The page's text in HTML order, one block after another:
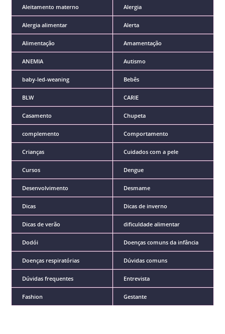
Aleitamento materno Alergia
Alergia alimentar Alerta
Alimentação Amamentação
ANEMIA Autismo
baby-led-weaning Bebês
BLW CARIE
Casamento Chupeta
complemento Comportamento
Crianças Cuidados com a pele
Cursos Dengue
Desenvolvimento Desmame
Dicas Dicas de inverno
Dicas de verão dificuldade alimentar
Dodói Doenças comuns da infância
Doenças respiratórias Dúvidas comuns
Dúvidas frequentes Entrevista
Fashion Gestante